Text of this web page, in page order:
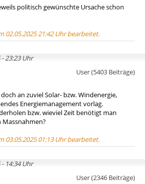
politisch gewünschte Ursache schon
02.05.2025 21:42 Uhr bearbeitet.
23:23 Uhr
User (5403 Beiträge)
an zuviel Solar- bzw. Windenergie,
Energiemanagement vorlag.
bzw. wieviel Zeit benötigt man
03.05.2025 01:13 Uhr bearbeitet.
14:34 Uhr
User (2346 Beiträge)